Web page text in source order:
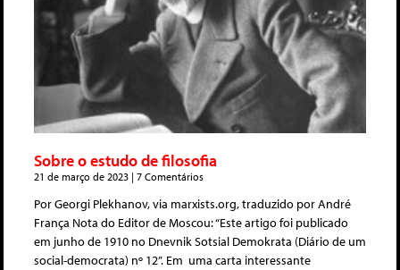
Sobre o estudo de filosofia
21 de março de 2023 7 Comentários
Por Georgi Plekhanov, via marxists.org, traduzido por André
França Nota do Editor de Moscou: “Este artigo foi publicado
em junho de 1910 no Dnevnik Sotsial Demokrata (Diário de um
social-democrata) nº 12”. Em uma carta interessante